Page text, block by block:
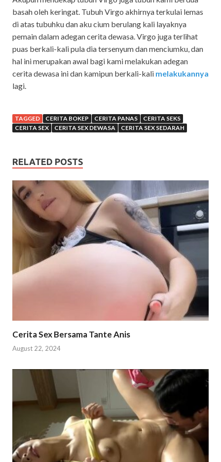
basah oleh keringat. Tubuh Virgo akhirnya terkulai lemas
di atas tubuhku dan aku cium berulang kali layaknya
pemain dalam adegan cerita dewasa. Virgo juga terlihat
puas berkali-kali pula dia tersenyum dan menciumku, dan
hal ini merupakan awal bagi kami melakukan adegan
cerita dewasa ini dan kamipun berkali-kali melakukannya
lagi.
TAGGED CERITA BOKEP CERITA PANAS
CERITA SEKS
CERITA SEX
CERITA SEX DEWASA CERITA SEX SEDARAH
RELATED POSTS
Cerita Sex Bersama Tante Anis
August 22, 2024